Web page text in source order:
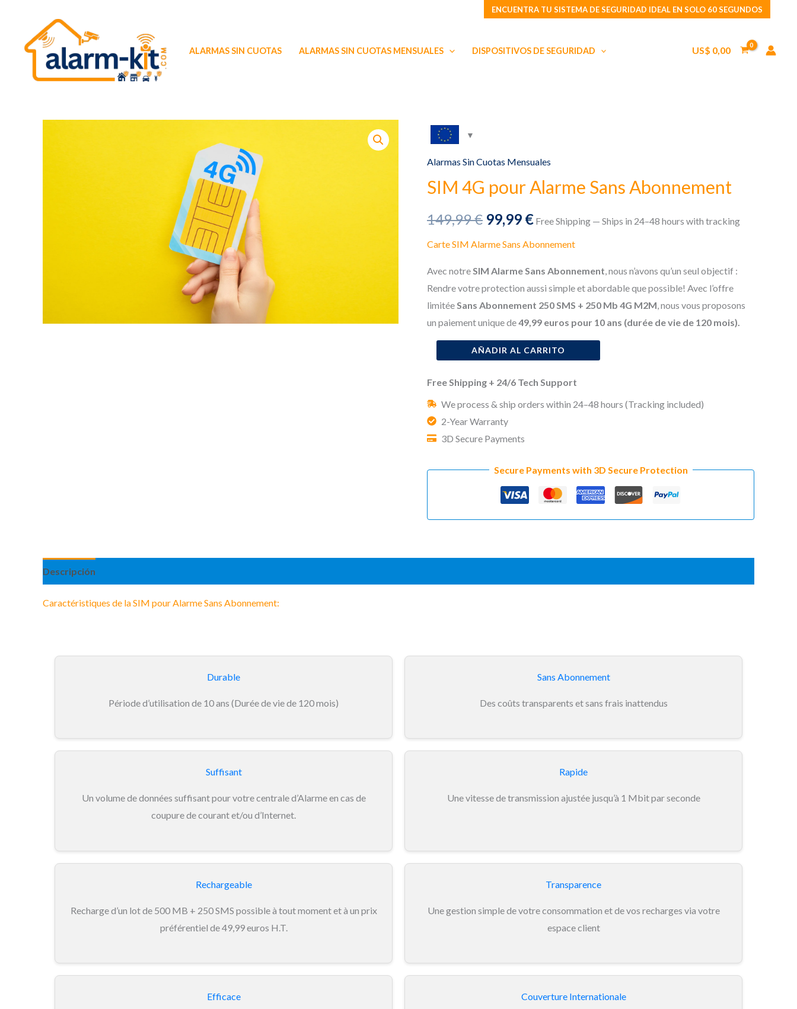
contenido
ENCUENTRA TU SISTEMA DE SEGURIDAD IDEAL EN SOLO 60 SEGUNDOS
ALARMAS SIN CUOTAS ALARMAS SIN CUOTAS MENSUALES DISPOSITIVOS DE SEGURIDAD US$ 0,00
Alarmas Sin Cuotas Mensuales
SIM 4G pour Alarme Sans Abonnement
149,99€ El
precio
original
era:
149,99 €.
99,99 €El
precio
actual
es:
99,99 €.
Free Shipping — Ships in 24–48 hours with tracking
Carte SIM Alarme Sans Abonnement
Avec notreSIM Alarme Sans Abonnement, nous n’avons qu’un seul objectif :
Rendre votre protection aussi simple et abordable que possible! Avec l’offre
limitéeSans Abonnement 250 SMS + 250 Mb 4G M2M, nous vous proposons
un paiement unique de49,99 euros pour 10 ans (durée de vie de 120 mois).
pour
Alarme
Sans
Abonnement
AÑADIR AL CARRITO
Free Shipping + 24/6 Tech Support
We process & ship orders within 24–48 hours (Tracking included)
2-Year Warranty
3D Secure Payments
Secure Payments with 3D Secure Protection
Descripción
Caractéristiques de la SIM pour Alarme Sans Abonnement:
Durable
Période d’utilisation de 10 ans (Durée de vie de 120 mois)
Sans Abonnement
Des coûts transparents et sans frais inattendus
Suffisant
Un volume de données suffisant pour votre centrale d’Alarme en cas de
coupure de courant et/ou d’Internet.
Rapide
Une vitesse de transmission ajustée jusqu’à 1 Mbit par seconde
Rechargeable
Recharge d’un lot de 500 MB + 250 SMS possible à tout moment et à un prix
préférentiel de 49,99 euros H.T.
Transparence
Une gestion simple de votre consommation et de vos recharges via votre
espace client
Efficace Couverture Internationale
original
149,99 €.
actual
4G
pour